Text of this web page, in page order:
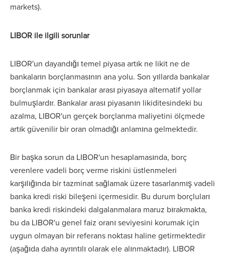
markets).
LIBOR ile ilgili sorunlar
LIBOR'un dayandığı temel piyasa artık ne likit ne de
bankaların borçlanmasının ana yolu. Son yıllarda bankalar
borçlanmak için bankalar arası piyasaya alternatif yollar
bulmuşlardır. Bankalar arası piyasanın likiditesindeki bu
azalma, LIBOR'un gerçek borçlanma maliyetini ölçmede
artık güvenilir bir oran olmadığı anlamına gelmektedir.
Bir başka sorun da LIBOR'un hesaplamasında, borç
verenlere vadeli borç verme riskini üstlenmeleri
karşılığında bir tazminat sağlamak üzere tasarlanmış vadeli
banka kredi riski bileşeni içermesidir. Bu durum borçluları
banka kredi riskindeki dalgalanmalara maruz bırakmakta,
bu da LIBOR'u genel faiz oranı seviyesini korumak için
uygun olmayan bir referans noktası haline getirmektedir
(aşağıda daha ayrıntılı olarak ele alınmaktadır). LIBOR